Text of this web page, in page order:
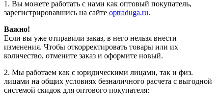
1. Вы можете работать с нами как оптовый покупатель,
зарегистрировавшись на сайте optraduga.ru.
Важно!
Если вы уже отправили заказ, в него нельзя внести
изменения. Чтобы откорректировать товары или их
количество, отмените заказ и оформите новый.
2. Мы работаем как с юридическими лицами, так и физ.
лицами на общих условиях безналичного расчета с выгодной
системой скидок для оптового покупателя: